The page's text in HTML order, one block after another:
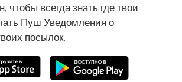
чтобы всегда знать где твои
Пуш Уведомления о
посылок.